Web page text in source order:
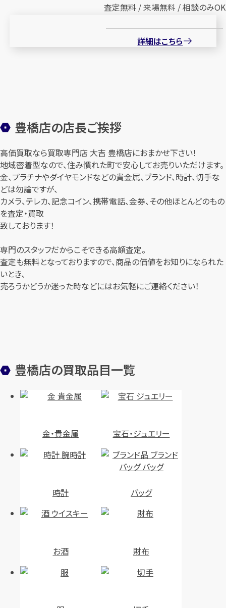
査定無料 / 来場無料 / 相談のみOK
詳細はこちら
豊橋店の店長ご挨拶
高価買取なら買取専門店 大吉 豊橋店におまかせ下さい！
地域密着型なので、住み慣れた町で安心してお売りいただけます。
金、プラチナやダイヤモンドなどの貴金属、ブランド、時計、切手な
どは勿論ですが、
カメラ、テレカ、記念コイン、携帯電話、金券、その他ほとんどのもの
を査定・買取
致しております！
専門のスタッフだからこそできる高額査定。
査定も無料となっておりますので、商品の価値をお知りになられた
いとき、
売ろうかどうか迷った時などにはお気軽にご連絡ください！
豊橋店の買取品目一覧
金・貴金属 宝石・ジュエリー
時計 バッグ
お酒 財布